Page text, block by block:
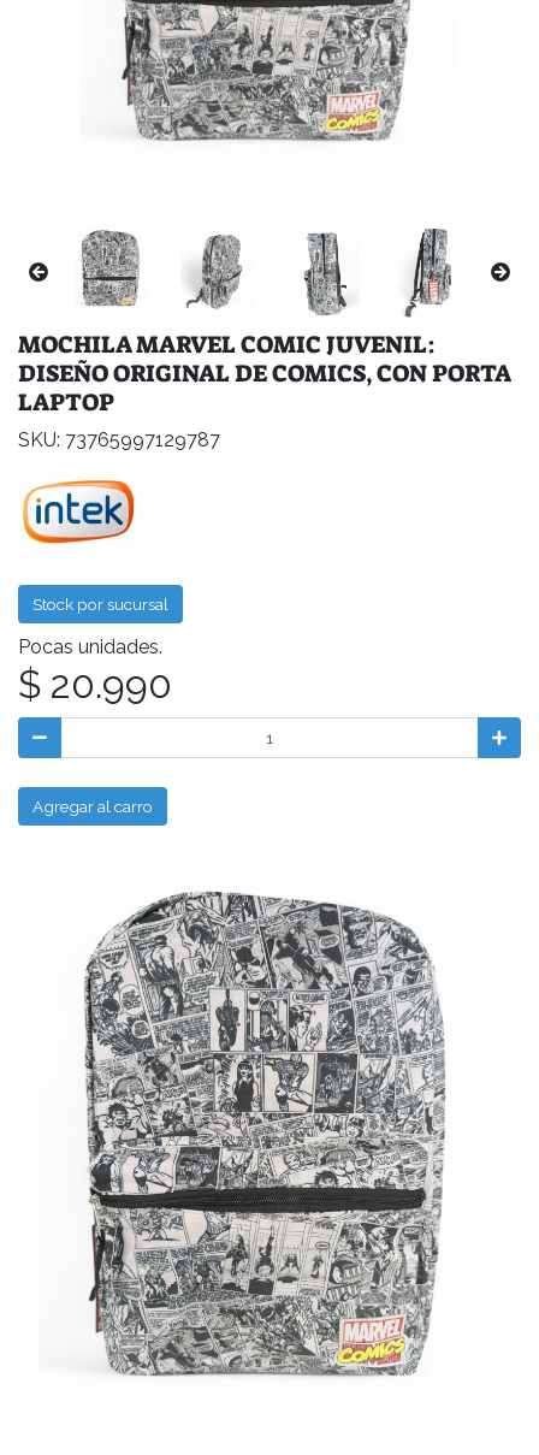
MOCHILA MARVEL COMIC JUVENIL:
DISEÑO ORIGINAL DE COMICS, CON PORTA
LAPTOP
SKU: 73765997129787
Stock por sucursal
Pocas unidades.
$ 20.990
Agregar al carro